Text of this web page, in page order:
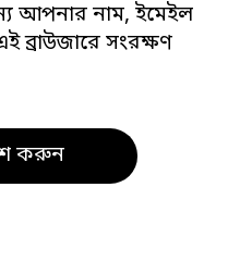
আপনার নাম, ইমেইল
ব্রাউজারে সংরক্ষণ